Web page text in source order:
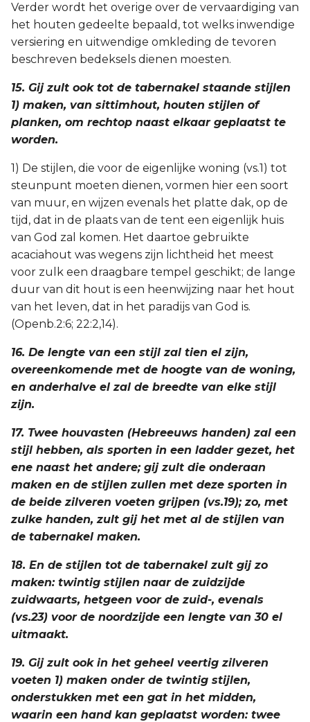
Verder wordt het overige over de vervaardiging van
het houten gedeelte bepaald, tot welks inwendige
versiering en uitwendige omkleding de tevoren
beschreven bedeksels dienen moesten.
15. Gij zult ook tot de tabernakel staande stijlen
1) maken, van sittimhout, houten stijlen of
planken, om rechtop naast elkaar geplaatst te
worden.
1) De stijlen, die voor de eigenlijke woning (vs.1) tot
steunpunt moeten dienen, vormen hier een soort
van muur, en wijzen evenals het platte dak, op de
tijd, dat in de plaats van de tent een eigenlijk huis
van God zal komen. Het daartoe gebruikte
acaciahout was wegens zijn lichtheid het meest
voor zulk een draagbare tempel geschikt; de lange
duur van dit hout is een heenwijzing naar het hout
van het leven, dat in het paradijs van God is.
(Openb.2:6; 22:2,14).
16. De lengte van een stijl zal tien el zijn,
overeenkomende met de hoogte van de woning,
en anderhalve el zal de breedte van elke stijl
zijn.
17. Twee houvasten (Hebreeuws handen) zal een
stijl hebben, als sporten in een ladder gezet, het
ene naast het andere; gij zult die onderaan
maken en de stijlen zullen met deze sporten in
de beide zilveren voeten grijpen (vs.19); zo, met
zulke handen, zult gij het met al de stijlen van
de tabernakel maken.
18. En de stijlen tot de tabernakel zult gij zo
maken: twintig stijlen naar de zuidzijde
zuidwaarts, hetgeen voor de zuid-, evenals
(vs.23) voor de noordzijde een lengte van 30 el
uitmaakt.
19. Gij zult ook in het geheel veertig zilveren
voeten 1) maken onder de twintig stijlen,
onderstukken met een gat in het midden,
waarin een hand kan geplaatst worden: twee